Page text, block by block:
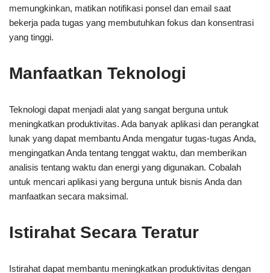
memungkinkan, matikan notifikasi ponsel dan email saat
bekerja pada tugas yang membutuhkan fokus dan konsentrasi
yang tinggi.
Manfaatkan Teknologi
Teknologi dapat menjadi alat yang sangat berguna untuk
meningkatkan produktivitas. Ada banyak aplikasi dan perangkat
lunak yang dapat membantu Anda mengatur tugas-tugas Anda,
mengingatkan Anda tentang tenggat waktu, dan memberikan
analisis tentang waktu dan energi yang digunakan. Cobalah
untuk mencari aplikasi yang berguna untuk bisnis Anda dan
manfaatkan secara maksimal.
Istirahat Secara Teratur
Istirahat dapat membantu meningkatkan produktivitas dengan